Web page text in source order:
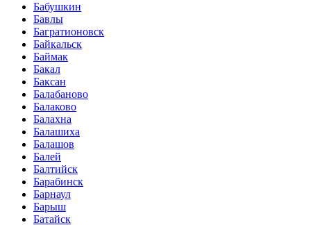
Бабушкин
Бавлы
Багратионовск
Байкальск
Баймак
Бакал
Баксан
Балабаново
Балаково
Балахна
Балашиха
Балашов
Балей
Балтийск
Барабинск
Барнаул
Барыш
Батайск